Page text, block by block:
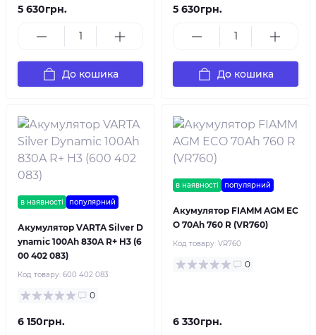
5 630грн.
До кошика
5 630грн.
До кошика
в наявності популярний
Акумулятор VARTA Silver D
ynamic 100Ah 830A R+ H3 (6
00 402 083)
Код товару: 600 402 083
0
6 150грн.
в наявності популярний
Акумулятор FIAMM AGM EC
O 70Ah 760 R (VR760)
Код товару: VR760
0
6 330грн.